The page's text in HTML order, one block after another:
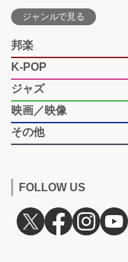
ジャンルで見る
邦楽
K-POP
ジャズ
映画／映像
その他
FOLLOW US